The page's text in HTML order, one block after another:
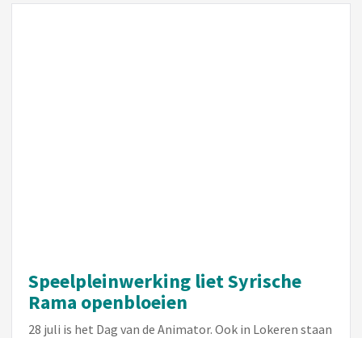
Speelpleinwerking liet Syrische
Rama openbloeien
28 juli is het Dag van de Animator. Ook in Lokeren staan